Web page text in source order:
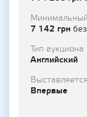
7 142 грн
Тип аукциона
Английский
Впервые